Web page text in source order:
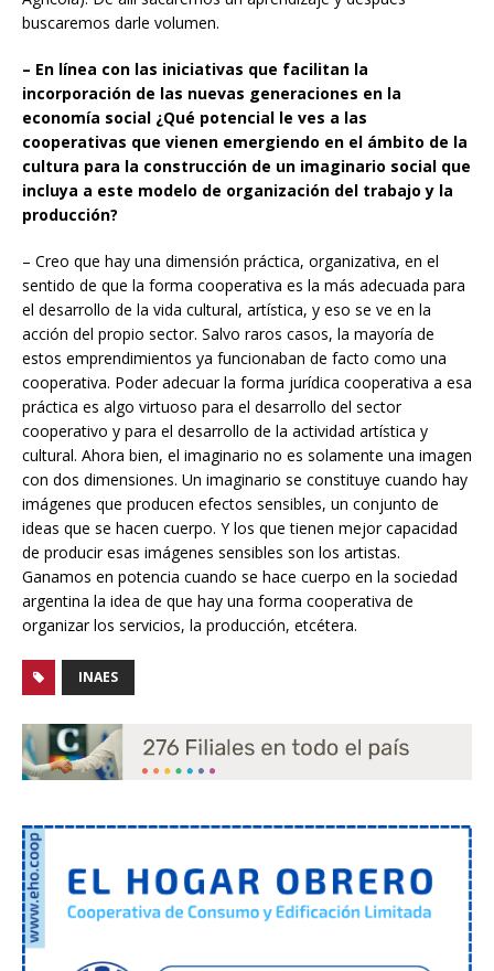
buscaremos darle volumen.
– En línea con las iniciativas que facilitan la
incorporación de las nuevas generaciones en la
economía social ¿Qué potencial le ves a las
cooperativas que vienen emergiendo en el ámbito de la
cultura para la construcción de un imaginario social que
incluya a este modelo de organización del trabajo y la
producción?
– Creo que hay una dimensión práctica, organizativa, en el
sentido de que la forma cooperativa es la más adecuada para
el desarrollo de la vida cultural, artística, y eso se ve en la
acción del propio sector. Salvo raros casos, la mayoría de
estos emprendimientos ya funcionaban de facto como una
cooperativa. Poder adecuar la forma jurídica cooperativa a esa
práctica es algo virtuoso para el desarrollo del sector
cooperativo y para el desarrollo de la actividad artística y
cultural. Ahora bien, el imaginario no es solamente una imagen
con dos dimensiones. Un imaginario se constituye cuando hay
imágenes que producen efectos sensibles, un conjunto de
ideas que se hacen cuerpo. Y los que tienen mejor capacidad
de producir esas imágenes sensibles son los artistas.
Ganamos en potencia cuando se hace cuerpo en la sociedad
argentina la idea de que hay una forma cooperativa de
organizar los servicios, la producción, etcétera.
INAES